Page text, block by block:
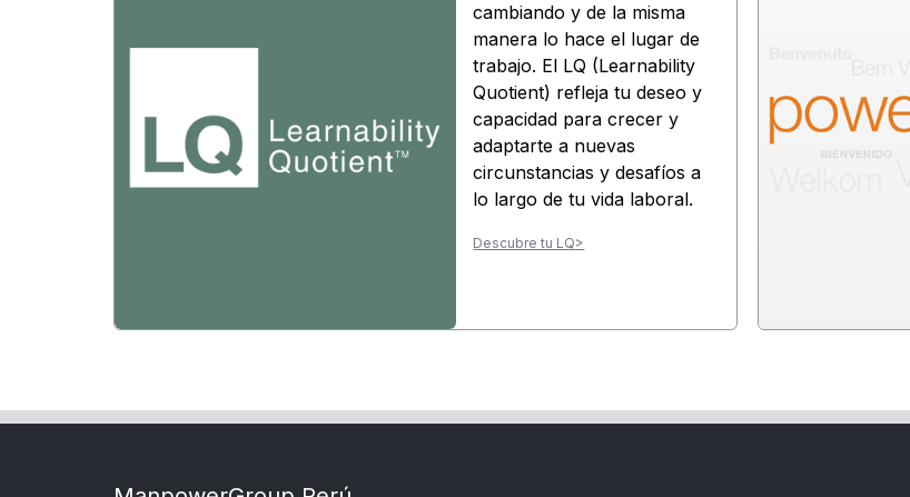
cambiando y de la misma
manera lo hace el lugar de
trabajo. El LQ (Learnability
Quotient) refleja tu deseo y
capacidad para crecer y
adaptarte a nuevas
circunstancias y desafíos a
lo largo de tu vida laboral.
Descubre tu LQ>